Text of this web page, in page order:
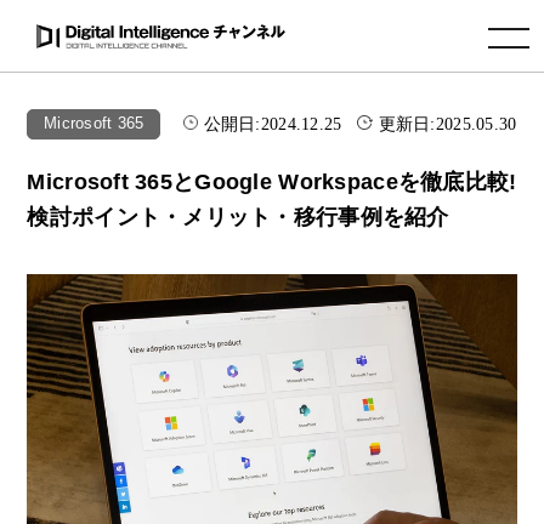
toggle navigation
Microsoft 365 公開日:2024.12.25 更新日:2025.05.30
Microsoft 365とGoogle Workspaceを徹底比較!
検討ポイント・メリット・移行事例を紹介